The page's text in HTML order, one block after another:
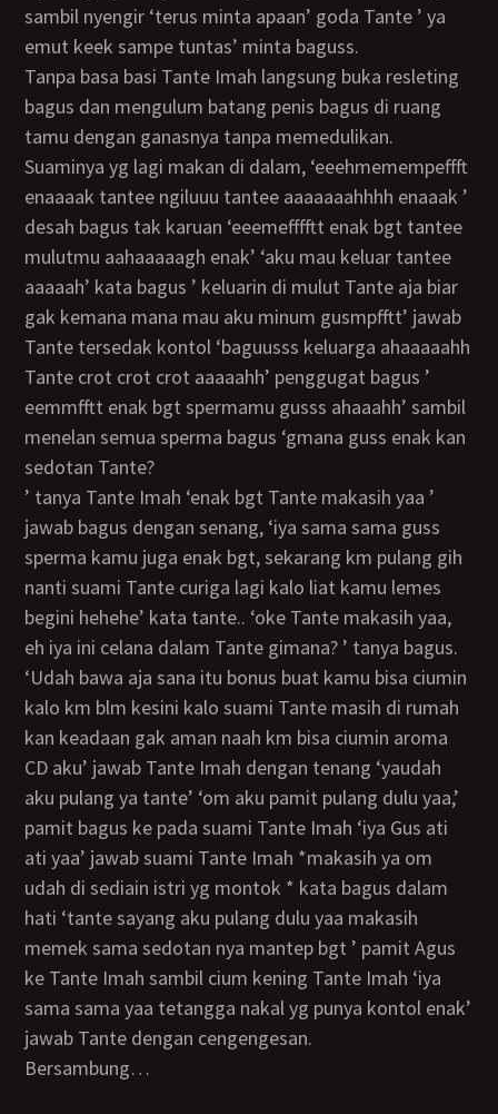
sambil nyengir ‘terus minta apaan’ goda Tante ’ ya
emut keek sampe tuntas’ minta baguss.
Tanpa basa basi Tante Imah langsung buka resleting
bagus dan mengulum batang penis bagus di ruang
tamu dengan ganasnya tanpa memedulikan.
Suaminya yg lagi makan di dalam, ‘eeehmemempeffft
enaaaak tantee ngiluuu tantee aaaaaaahhhh enaaak ’
desah bagus tak karuan ‘eeemefffftt enak bgt tantee
mulutmu aahaaaaagh enak’ ‘aku mau keluar tantee
aaaaah’ kata bagus ’ keluarin di mulut Tante aja biar
gak kemana mana mau aku minum gusmpfftt’ jawab
Tante tersedak kontol ‘baguusss keluarga ahaaaaahh
Tante crot crot crot aaaaahh’ penggugat bagus ’
eemmfftt enak bgt spermamu gusss ahaaahh’ sambil
menelan semua sperma bagus ‘gmana guss enak kan
sedotan Tante?
’ tanya Tante Imah ‘enak bgt Tante makasih yaa ’
jawab bagus dengan senang, ‘iya sama sama guss
sperma kamu juga enak bgt, sekarang km pulang gih
nanti suami Tante curiga lagi kalo liat kamu lemes
begini hehehe’ kata tante.. ‘oke Tante makasih yaa,
eh iya ini celana dalam Tante gimana? ’ tanya bagus.
‘udah bawa aja sana itu bonus buat kamu bisa ciumin
kalo km blm kesini kalo suami Tante masih di rumah
kan keadaan gak aman naah km bisa ciumin aroma
CD aku’ jawab Tante Imah dengan tenang ‘yaudah
aku pulang ya tante’ ‘om aku pamit pulang dulu yaa,’
pamit bagus ke pada suami Tante Imah ‘iya Gus ati
ati yaa’ jawab suami Tante Imah *makasih ya om
udah di sediain istri yg montok * kata bagus dalam
hati ‘tante sayang aku pulang dulu yaa makasih
memek sama sedotan nya mantep bgt ’ pamit Agus
ke Tante Imah sambil cium kening Tante Imah ‘iya
sama sama yaa tetangga nakal yg punya kontol enak’
jawab Tante dengan cengengesan.
Bersambung…